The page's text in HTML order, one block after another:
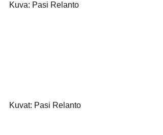
Kuva: Pasi Relanto
Kuvat: Pasi Relanto